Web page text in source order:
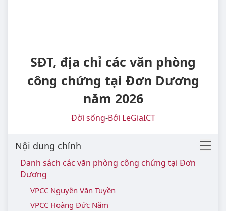
SĐT, địa chỉ các văn phòng
công chứng tại Đơn Dương
năm 2026
Đời sống-Bởi LeGiaICT
Nội dung chính
Danh sách các văn phòng công chứng tại Đơn
Dương
VPCC Nguyễn Văn Tuyền
VPCC Hoàng Đức Năm